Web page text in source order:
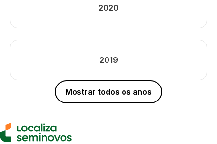
2020
2019
Mostrar todos os anos